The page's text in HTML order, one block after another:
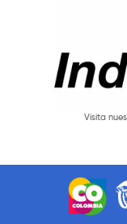
Visita